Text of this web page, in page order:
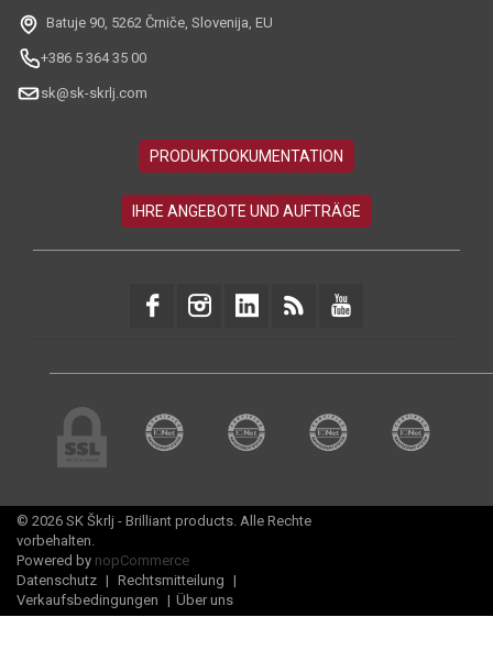
Batuje 90, 5262 Črniče, Slovenija, EU
+386 5 364 35 00
sk@sk-skrlj.com
© 2026 SK Škrlj - Brilliant products. Alle Rechte
vorbehalten.
Powered by nopCommerce
Datenschutz | Rechtsmitteilung |
Verkaufsbedingungen | Über uns